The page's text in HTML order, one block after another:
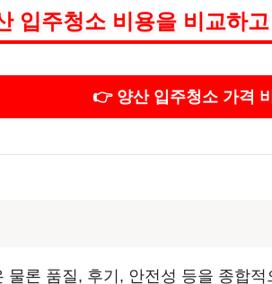
입주청소 비용을 비교하
👉 양산 입주청소 가격
론 품질, 후기, 안전성 등을 종합